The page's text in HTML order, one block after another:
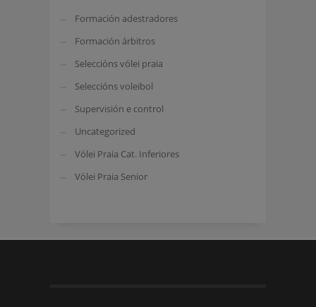
Formación adestradores
Formación árbitros
Seleccións vólei praia
Seleccións voleibol
Supervisión e control
Uncategorized
Vólei Praia Cat. Inferiores
Vólei Praia Senior